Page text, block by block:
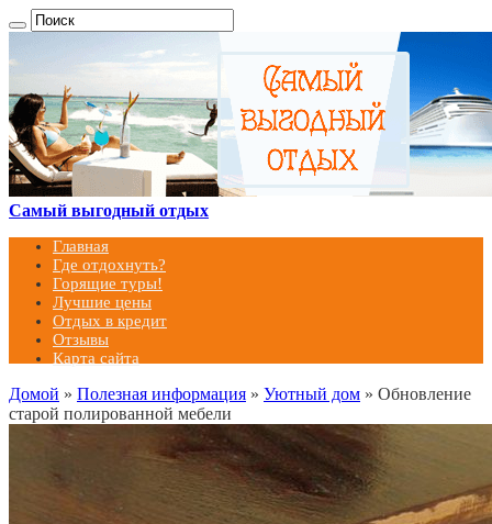
Самый выгодный отдых
Главная
Где отдохнуть?
Горящие туры!
Лучшие цены
Отдых в кредит
Отзывы
Карта сайта
Домой » Полезная информация » Уютный дом » Обновление
старой полированной мебели